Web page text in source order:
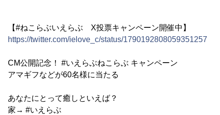
【#ねこらぶいえらぶ X投票キャンペーン開催中】
https://twitter.com/ielove_c/status/1790192808059351257
CM公開記念！ #いえらぶねこらぶ キャンペーン
アマギフなどが60名様に当たる
あなたにとって癒しといえば？
家→ #いえらぶ